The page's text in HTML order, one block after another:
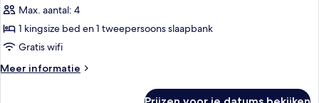
King
Bedroom
with
Bed
Max. aantal: 4
1 kingsize bed en 1 tweepersoons slaapbank
Gratis wifi
Meer informatie
Meer